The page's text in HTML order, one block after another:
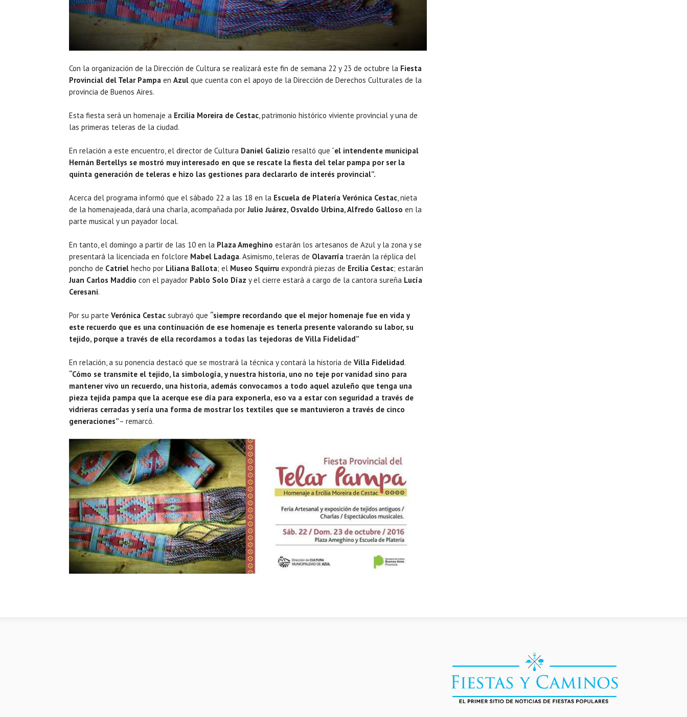
Con la organización de la Dirección de Cultura se realizará este fin de semana 22 y 23 de octubre la Fiesta
Provincial del Telar Pampa en Azul que cuenta con el apoyo de la Dirección de Derechos Culturales de la
provincia de Buenos Aires.
Esta fiesta será un homenaje a Ercilia Moreira de Cestac, patrimonio histórico viviente provincial y una de
las primeras teleras de la ciudad.
En relación a este encuentro, el director de Cultura Daniel Galizio resaltó que “el intendente municipal
Hernán Bertellys se mostró muy interesado en que se rescate la fiesta del telar pampa por ser la
quinta generación de teleras e hizo las gestiones para declararlo de interés provincial”.
Acerca del programa informó que el sábado 22 a las 18 en la Escuela de Platería Verónica Cestac, nieta
de la homenajeada, dará una charla, acompañada porJulio Juárez, Osvaldo Urbina, Alfredo Galloso en la
parte musical y un payador local.
En tanto, el domingo a partir de las 10 en la Plaza Ameghino estarán los artesanos de Azul y la zona y se
presentará la licenciada en folclore Mabel Ladaga. Asimismo, teleras de Olavarría traerán la réplica del
poncho de Catriel hecho por Liliana Ballota; el Museo Squirru expondrá piezas de Ercilia Cestac; estarán
Juan Carlos Maddio con el payador Pablo Solo Díaz y el cierre estará a cargo de la cantora sureña Lucía
Ceresani.
Por su parte Verónica Cestac subrayó que “siempre recordando que el mejor homenaje fue en vida y
este recuerdo que es una continuación de ese homenaje es tenerla presente valorando su labor, su
tejido, porque a través de ella recordamos a todas las tejedoras de Villa Fidelidad”
En relación, a su ponencia destacó que se mostrará la técnica y contará la historia de Villa Fidelidad.
“Cómo se transmite el tejido, la simbología, y nuestra historia, uno no teje por vanidad sino para
mantener vivo un recuerdo, una historia, además convocamos a todo aquel azuleño que tenga una
pieza tejida pampa que la acerque ese día para exponerla, eso va a estar con seguridad a través de
vidrieras cerradas y sería una forma de mostrar los textiles que se mantuvieron a través de cinco
generaciones”– remarcó.